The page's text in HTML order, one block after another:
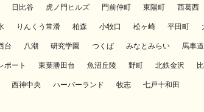
日比谷 虎ノ門ヒルズ 門前仲町 東陽町 西葛西
りんくう常滑 柏森 小牧口 松ヶ崎 平田町
台 八潮 研究学園 つくば みなとみらい 馬車道
ポート 東葉勝田台 魚沼丘陵 野町 北鉄金沢
西神中央 ハーバーランド 牧志 七戸十和田